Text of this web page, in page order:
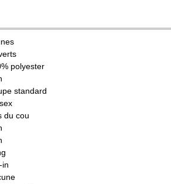
polyester
standard
du cou
in